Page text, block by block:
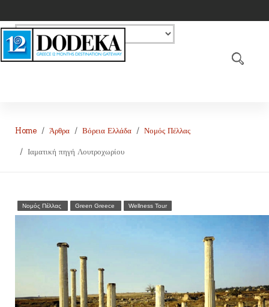
Home Άρθρα Βόρεια Ελλάδα Νομός Πέλλας
Ιαματική πηγή Λουτροχωρίου
Νομός Πέλλας Green Greece Wellness Tour